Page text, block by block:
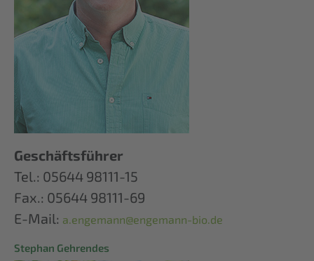
Geschäftsführer
Tel.: 05644 98111-15
Fax.: 05644 98111-69
E-Mail: a.engemann@engemann-bio.de
Stephan Gehrendes